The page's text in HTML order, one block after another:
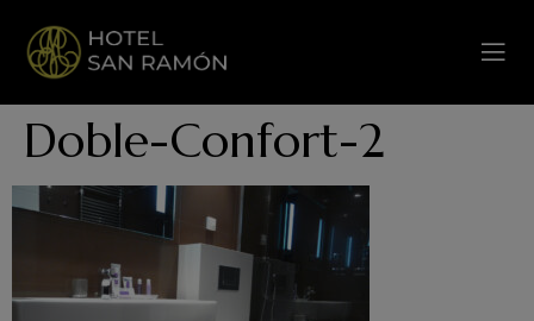
Doble-Confort-2